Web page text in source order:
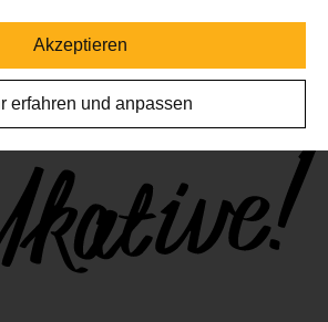
Akzeptieren
erfahren und anpassen